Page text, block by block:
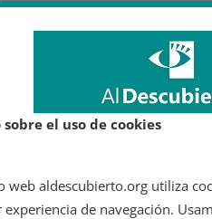
sobre el uso de cookies
web aldescubierto.org utiliza
experiencia de navegación.